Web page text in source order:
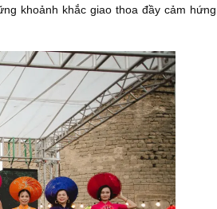
khoảnh khắc giao thoa đầy cảm hứng